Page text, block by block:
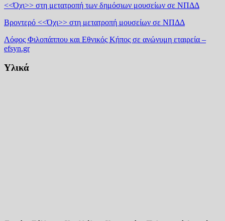
<<Όχι>> στη μετατροπή των δημόσιων μουσείων σε ΝΠΔΔ
Βροντερό <<Όχι>> στη μετατροπή μουσείων σε ΝΠΔΔ
Λόφος Φιλοπάππου και Εθνικός Κήπος σε ανώνυμη εταιρεία –
efsyn.gr
Υλικά